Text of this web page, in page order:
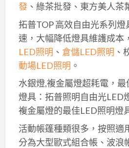
發、綠茶批發、東方美人茶
拓普TOP 高效自由光系列
速，大幅降低燈具維護成本
LED照明 、 倉儲LED照明 、
動場LED照明 。
水銀燈,複金屬燈超耗電，
燈具：拓普照明自由光LED
複金屬燈的最佳LED照明燈
活動帳篷種類很多，按照適
分為大型歐式組合帳、波浪